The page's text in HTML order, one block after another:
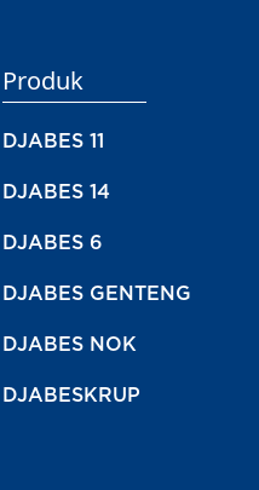
Produk
DJABES 11
DJABES 14
DJABES 6
DJABES GENTENG
DJABES NOK
DJABESKRUP